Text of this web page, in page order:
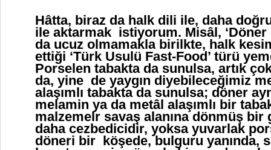
Hâtta, biraz da halk dili ile, daha
ile aktarmak istiyorum. Misâl, ‘Döner
da ucuz olmamakla birilkte, halk
ettiği ‘Türk Usulü Fast-Food’ türü
Porselen tabakta da sunulsa, artık
da, yine de yaygın diyebileceğimiz
alaşımlı tabakta da sunulsa; döner
melamin ya da metâl alaşımlı bir
malzemelr savaş alanına dönmüş bir
daha cezbedicidir, yoksa yuvarlak
döneri bir köşede, bulguru yanında,